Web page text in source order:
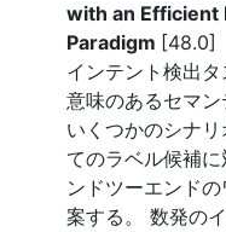
with an Efficient
Paradigm [48.0]
インテント検出
意味のあるセマン
いくつかのシナ
てのラベル候補
ンドツーエンド
案する。 数発の